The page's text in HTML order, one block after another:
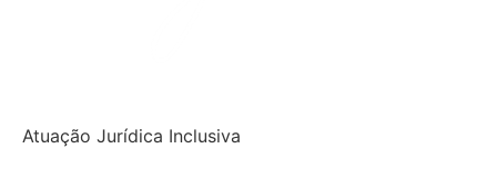
Atuação Jurídica Inclusiva